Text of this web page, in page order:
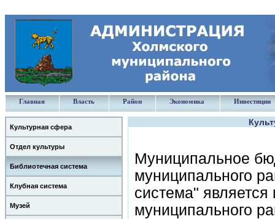
Главная Власть Район Экономика Инвестиции
Культурная сфера
Отдел культуры
Библиотечная система
Клубная система
Музей
Муниципальное
муниципального
система"
муниципального